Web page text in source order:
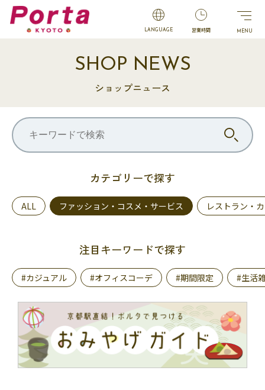
LANGUAGE 営業時間
SHOP NEWS
ショップニュース
カテゴリーで探す
ALL ファッション・コスメ・サービス レストラン・
注目キーワードで探す
#カジュアル #オフィスコーデ #期間限定 #生活